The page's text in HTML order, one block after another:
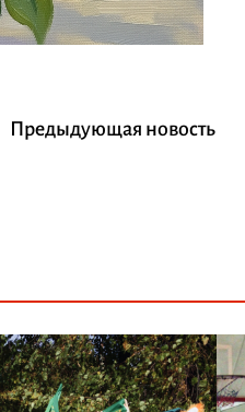
Предыдующая новость